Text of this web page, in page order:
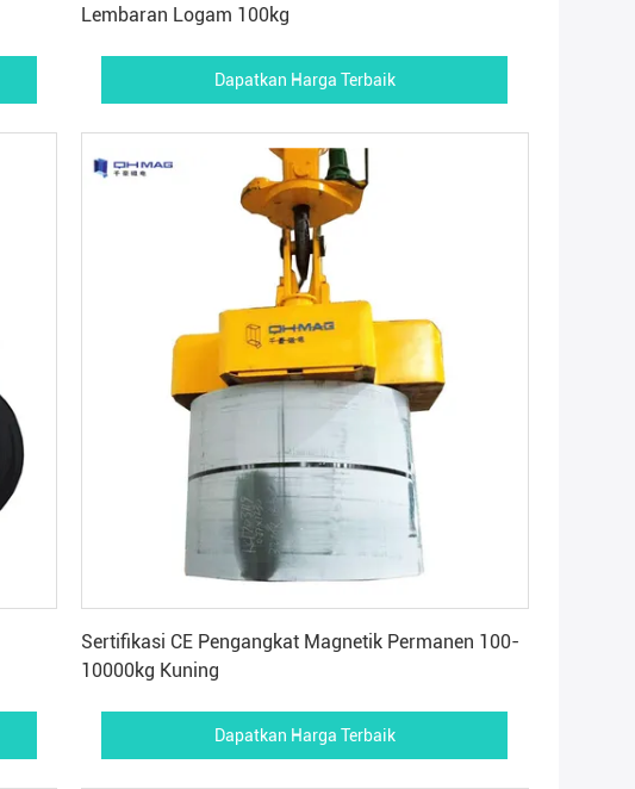
Lembaran Logam 100kg
Dapatkan Harga Terbaik
Sertifikasi CE Pengangkat Magnetik Permanen 100-
10000kg Kuning
Dapatkan Harga Terbaik